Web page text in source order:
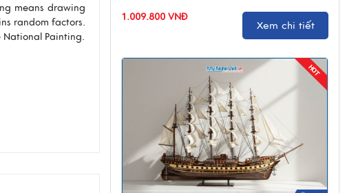
means drawing
random factors.
National Painting.
1.009.800 VNĐ
Xem chi tiết